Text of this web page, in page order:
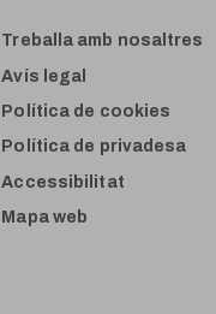
Treballa amb nosaltres
Avís legal
Política de cookies
Política de privadesa
Accessibilitat
Mapa web